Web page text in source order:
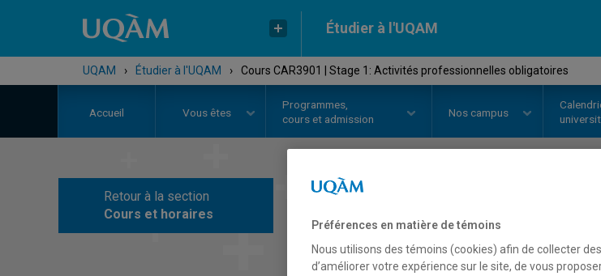
Étudier à l'UQAM
UQAM › Étudier à l'UQAM › Cours CAR3901 | Stage 1: Activités professionnelles obligatoires
Accueil Vous êtes
Programmes,
cours et admission
Nos campus
Retour à la section
Cours et horaires
COURS CAR3901
obligatoires
Préférences en matière de témoins
Nous utilisons des témoins (cookies) afin de collecter
d’améliorer votre expérience sur le site, de vous